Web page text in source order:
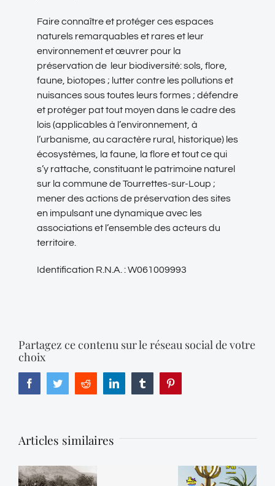
Faire connaître et protéger ces espaces
naturels remarquables et rares et leur
environnement et œuvrer pour la
préservation de leur biodiversité: sols, flore,
faune, biotopes ; lutter contre les pollutions et
nuisances sous toutes leurs formes ; défendre
et protéger pat tout moyen dans le cadre des
lois (applicables à l’environnement, à
l’urbanisme, au caractère rural, historique) les
écosystèmes, la faune, la flore et tout ce qui
s’y rattache, constituant le patrimoine naturel
sur la commune de Tourrettes-sur-Loup ;
mener des actions de préservation des sites
en impulsant une dynamique avec les
associations et l’ensemble des acteurs du
territoire.
Identification R.N.A. : W061009993
Partagez ce contenu sur le réseau social de votre
choix
FacebookTwitterReddit LinkedIn Tumblr
Articles similaires